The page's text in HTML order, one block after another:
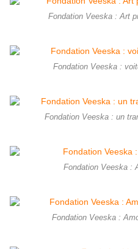
Fondation Veeska : Art
Fondation Veeska :
Fondation Veeska : un
Fondation Veeska :
Fondation Veeska :